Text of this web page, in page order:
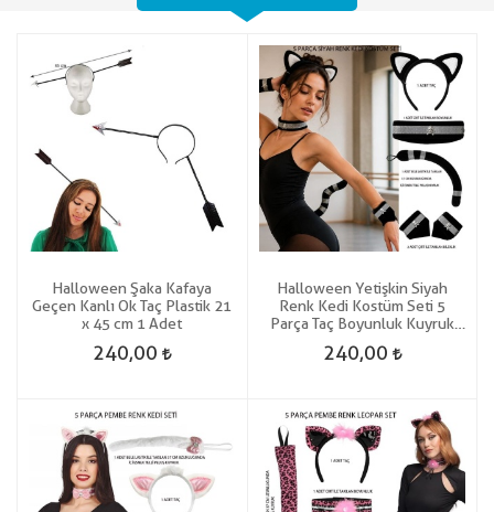
Halloween Şaka Kafaya
Geçen Kanlı Ok Taç Plastik 21
x 45 cm 1 Adet
240,00
Halloween Yetişkin Siyah
Renk Kedi Kostüm Seti 5
Parça Taç Boyunluk Kuyruk
Kolluk Gösteri
240,00